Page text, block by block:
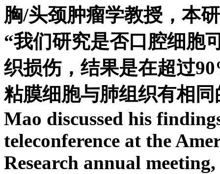
胸/头颈肿瘤学教授，本
“我们研究是否口腔细胞
织损伤，结果是在超过
粘膜细胞与肺组织有相
Mao discussed his
teleconference at the
Research annual